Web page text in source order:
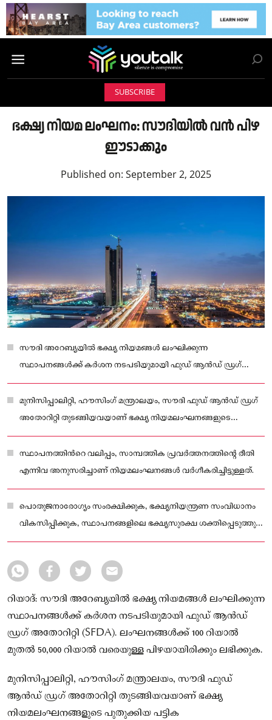
SUBSCRIBE
ഭക്ഷ്യ നിയമ ലംഘനം: സൗദിയിൽ വൻ പിഴ
ഈടാക്കും
Published on: September 2, 2025
സൗദി അറേബ്യയിൽ ഭക്ഷ്യ നിയമങ്ങൾ ലംഘിക്കുന്ന
സ്ഥാപനങ്ങൾക്ക് കർശന നടപടിയുമായി ഫുഡ് ആൻഡ് ഡ്രഗ്
അതോറിറ്റി.
മുനിസിപ്പാലിറ്റി, ഹൗസിംഗ് മന്ത്രാലയം, സൗദി ഫുഡ് ആൻഡ് ഡ്രഗ്
അതോറിറ്റി തുടങ്ങിയവയാണ് ഭക്ഷ്യ നിയമലംഘനങ്ങളുടെ
പുതുക്കിയ പട്ടിക പുറത്തിറക്കിയത്.
സ്ഥാപനത്തിന്‍റെ വലിപ്പം, സാമ്പത്തിക പ്രവർത്തനത്തിന്റെ രീതി
എന്നിവ അനുസരിച്ചാണ് നിയമലംഘനങ്ങൾ വർഗീകരിച്ചിട്ടുള്ളത്.
പൊതുജനാരോഗ്യം സംരക്ഷിക്കുക, ഭക്ഷ്യനിയന്ത്രണ സംവിധാനം
വികസിപ്പിക്കുക, സ്ഥാപനങ്ങളിലെ ഭക്ഷ്യസുരക്ഷ ശക്തിപ്പെടുത്തുക
തുടങ്ങിയവയുടെ ഭാഗമായാണ് നീക്കം.
റിയാദ്: സൗദി അറേബ്യയിൽ ഭക്ഷ്യ നിയമങ്ങൾ ലംഘിക്കുന്ന
സ്ഥാപനങ്ങൾക്ക് കർശന നടപടിയുമായി ഫുഡ് ആൻഡ്
ഡ്രഗ് അതോറിറ്റി (SFDA). ലംഘനങ്ങൾക്ക് 100 റിയാൽ
മുതൽ 50,000 റിയാൽ വരെയുള്ള പിഴയായിരിക്കും ലഭിക്കുക.
മുനിസിപ്പാലിറ്റി, ഹൗസിംഗ് മന്ത്രാലയം, സൗദി ഫുഡ്
ആൻഡ് ഡ്രഗ് അതോറിറ്റി തുടങ്ങിയവയാണ് ഭക്ഷ്യ
നിയമലംഘനങ്ങളുടെ പുതുക്കിയ പട്ടിക